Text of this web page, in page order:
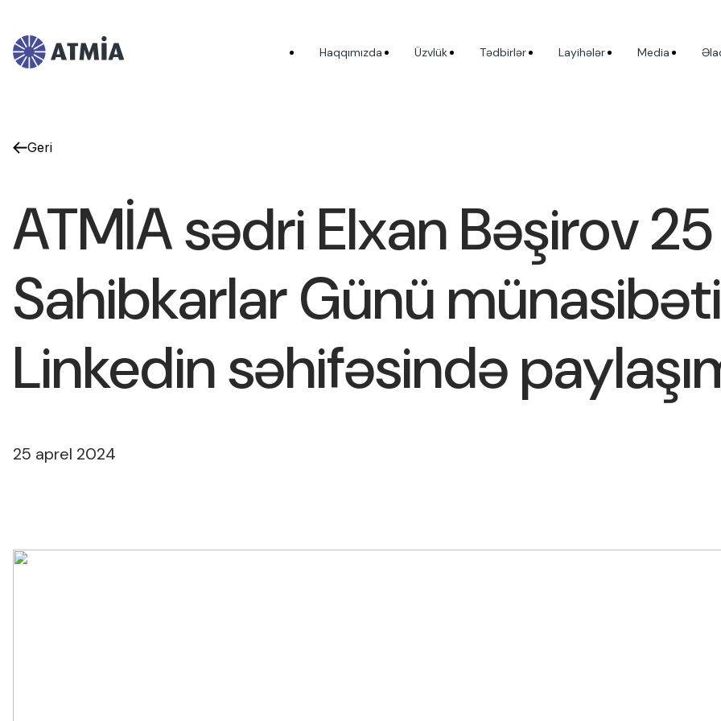
Haqqımızda Üzvlük Tədbirlər Layihələr Media
Geri
ATMİA sədri Elxan Bəşirov
Sahibkarlar Günü
Linkedin səhifəsində
25 aprel 2024